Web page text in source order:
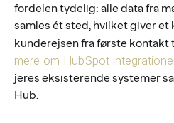
fordelen tydelig: alle data fra
samles ét sted, hvilket giver
kunderejsen fra første kontakt
mere om HubSpot
jeres eksisterende systemer
Hub.